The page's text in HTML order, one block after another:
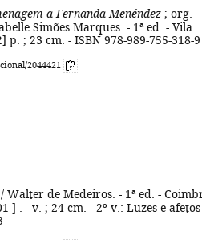
a Fernanda Menéndez ; org.
Simões Marques. - 1ª ed. - Vila
; 23 cm. - ISBN 978-989-755-318-9
2044421
/ Walter de Medeiros. - 1ª ed. -
. - v. ; 24 cm. - 2º v.: Luzes e